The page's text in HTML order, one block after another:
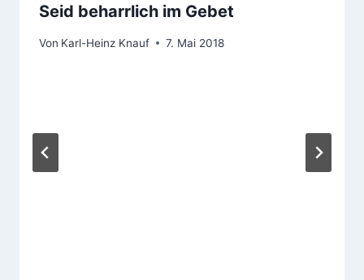
Seid beharrlich im Gebet
Von Karl-Heinz Knauf 7. Mai 2018